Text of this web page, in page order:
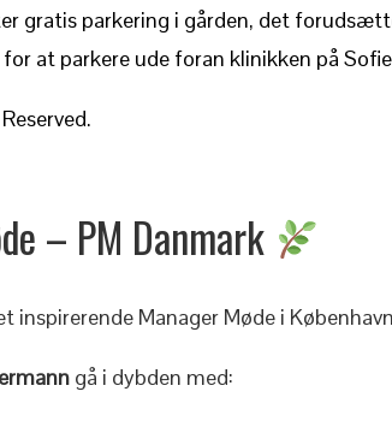
gratis parkering i gården, det
at parkere ude foran klinikken på
– PM Danmark
inspirerende Manager Møde i
gå i dybden med: